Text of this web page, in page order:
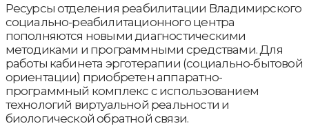
Ресурсы отделения реабилитации Владимирского
социально-реабилитационного центра
пополняются новыми диагностическими
методиками и программными средствами. Для
работы кабинета эрготерапии (социально-бытовой
ориентации) приобретен аппаратно-
программный комплекс с использованием
технологий виртуальной реальности и
биологической обратной связи.